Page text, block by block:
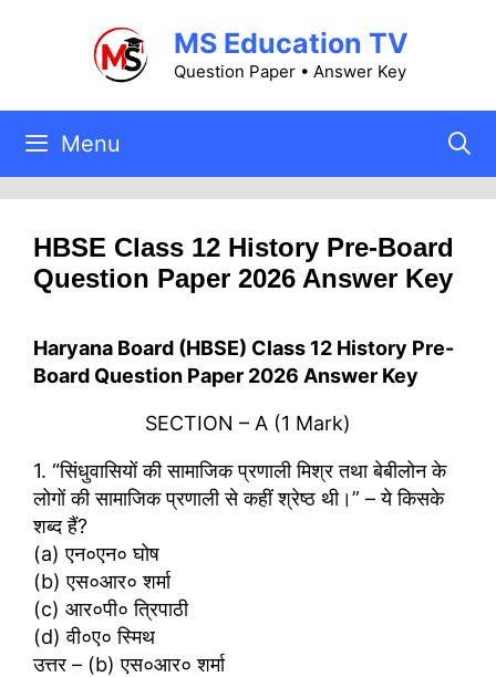
MS Education TV
Question Paper • Answer Key
Menu
HBSE Class 12 History Pre-Board
Question Paper 2026 Answer Key
Haryana Board (HBSE) Class 12 History Pre-
Board Question Paper 2026 Answer Key
SECTION – A (1 Mark)
1. “सिंधुवासियों की सामाजिक प्रणाली मिश्र तथा बेबीलोन के
लोगों की सामाजिक प्रणाली से कहीं श्रेष्ठ थी।” – ये किसके
शब्द हैं?
(a) एन०एन० घोष
(b) एस०आर० शर्मा
(c) आर०पी० त्रिपाठी
(d) वी०ए० स्मिथ
उत्तर – (b) एस०आर० शर्मा